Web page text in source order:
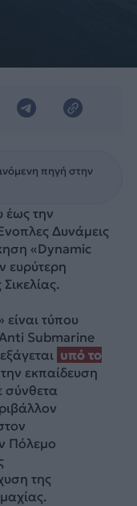
πηγή στην
έως την
Δυνάμεις
«Dynamic
ευρύτερη
τύπου
Submarine
υπό το
εκπαίδευση
σύνθετα
Πόλεμο
της